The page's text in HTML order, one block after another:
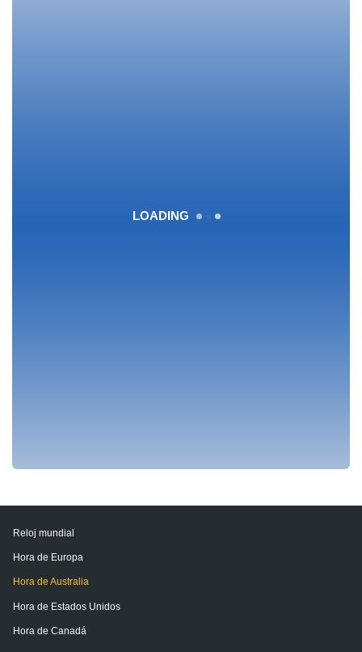
LOADING
Reloj mundial
Hora de Europa
Hora de Australia
Hora de Estados Unidos
Hora de Canadá